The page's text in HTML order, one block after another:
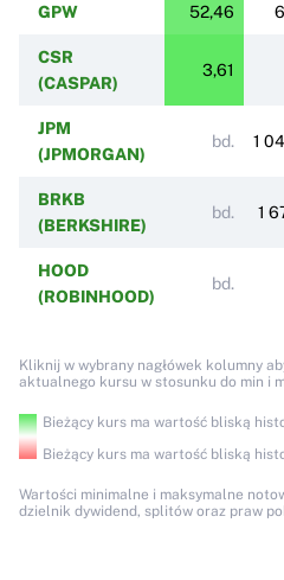
GPW 52,46
CSR
(CASPAR)
3,61
JPM
(JPMORGAN)
bd. 1
BRKB
(BERKSHIRE)
bd. 1
HOOD
(ROBINHOOD)
bd.
Kliknij w wybrany nagłówek kolumny
aktualnego kursu w stosunku do min i
Bieżący kurs ma wartość bliską
Bieżący kurs ma wartość bliską
Wartości minimalne i maksymalne
dzielnik dywidend, splitów oraz praw